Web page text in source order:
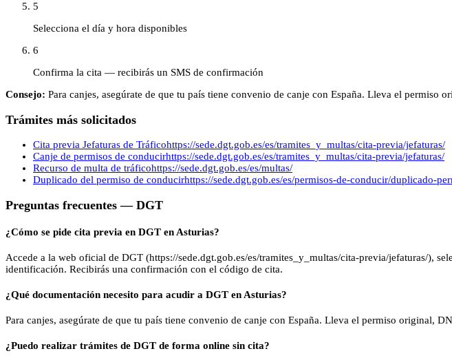
5
Selecciona el día y hora disponibles
6
Confirma la cita — recibirás un SMS de confirmación
Consejo: Para canjes, asegúrate de que tu país tiene convenio de canje con España. Lleva el permiso
Trámites más solicitados
Cita previa Jefaturas de Tráficohttps://sede.dgt.gob.es/es/tramites_y_multas/cita-previa/jefaturas/
Canje de permisos de conducirhttps://sede.dgt.gob.es/es/tramites_y_multas/cita-previa/jefaturas/
Recurso de multa de tráficohttps://sede.dgt.gob.es/es/multas/
Duplicado del permiso de conducirhttps://sede.dgt.gob.es/es/permisos-de-conducir/duplicado-
Preguntas frecuentes — DGT
¿Cómo se pide cita previa en DGT en Asturias?
Accede a la web oficial de DGT (https://sede.dgt.gob.es/es/tramites_y_multas/cita-previa/jefaturas/),
identificación. Recibirás una confirmación con el código de cita.
¿Qué documentación necesito para acudir a DGT en Asturias?
Para canjes, asegúrate de que tu país tiene convenio de canje con España. Lleva el permiso
¿Puedo realizar trámites de DGT de forma online sin cita?